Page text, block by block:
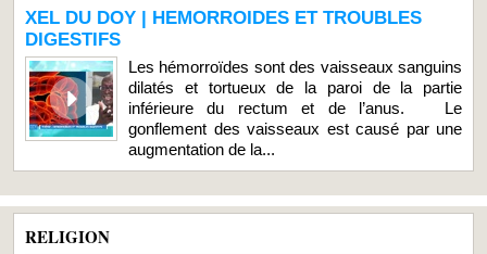
XEL DU DOY | HEMORROIDES ET TROUBLES
DIGESTIFS
Les hémorroïdes sont des vaisseaux sanguins
dilatés et tortueux de la paroi de la partie
inférieure du rectum et de l’anus. Le
gonflement des vaisseaux est causé par une
augmentation de la...
RELIGION